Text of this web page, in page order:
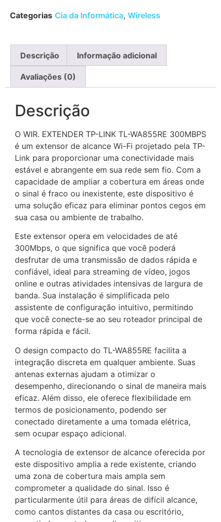
Categorias Cia da Informática, Wireless
Descrição Informação adicional
Avaliações (0)
Descrição
O WIR. EXTENDER TP-LINK TL-WA855RE 300MBPS
é um extensor de alcance Wi-Fi projetado pela TP-
Link para proporcionar uma conectividade mais
estável e abrangente em sua rede sem fio. Com a
capacidade de ampliar a cobertura em áreas onde
o sinal é fraco ou inexistente, este dispositivo é
uma solução eficaz para eliminar pontos cegos em
sua casa ou ambiente de trabalho.
Este extensor opera em velocidades de até
300Mbps, o que significa que você poderá
desfrutar de uma transmissão de dados rápida e
confiável, ideal para streaming de vídeo, jogos
online e outras atividades intensivas de largura de
banda. Sua instalação é simplificada pelo
assistente de configuração intuitivo, permitindo
que você conecte-se ao seu roteador principal de
forma rápida e fácil.
O design compacto do TL-WA855RE facilita a
integração discreta em qualquer ambiente. Suas
antenas externas ajudam a otimizar o
desempenho, direcionando o sinal de maneira mais
eficaz. Além disso, ele oferece flexibilidade em
termos de posicionamento, podendo ser
conectado diretamente a uma tomada elétrica,
sem ocupar espaço adicional.
A tecnologia de extensor de alcance oferecida por
este dispositivo amplia a rede existente, criando
uma zona de cobertura mais ampla sem
comprometer a qualidade do sinal. Isso é
particularmente útil para áreas de difícil alcance,
como cantos distantes da casa ou escritório,